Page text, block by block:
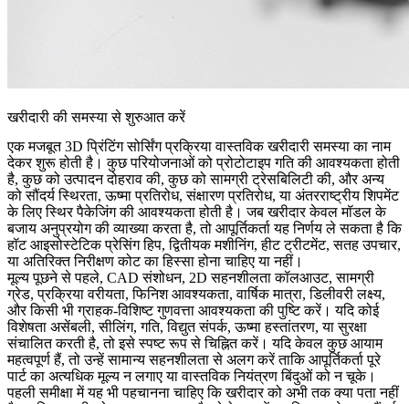
खरीदारी की समस्या से शुरुआत करें
एक मजबूत 3D प्रिंटिंग सोर्सिंग प्रक्रिया वास्तविक खरीदारी समस्या का नाम
देकर शुरू होती है। कुछ परियोजनाओं को प्रोटोटाइप गति की आवश्यकता होती
है, कुछ को उत्पादन दोहराव की, कुछ को सामग्री ट्रेसबिलिटी की, और अन्य
को सौंदर्य स्थिरता, ऊष्मा प्रतिरोध, संक्षारण प्रतिरोध, या अंतरराष्ट्रीय शिपमेंट
के लिए स्थिर पैकेजिंग की आवश्यकता होती है। जब खरीदार केवल मॉडल के
बजाय अनुप्रयोग की व्याख्या करता है, तो आपूर्तिकर्ता यह निर्णय ले सकता है कि
हॉट आइसोस्टेटिक प्रेसिंग हिप, द्वितीयक मशीनिंग, हीट ट्रीटमेंट, सतह उपचार,
या अतिरिक्त निरीक्षण कोट का हिस्सा होना चाहिए या नहीं।
मूल्य पूछने से पहले, CAD संशोधन, 2D सहनशीलता कॉलआउट, सामग्री
ग्रेड, प्रक्रिया वरीयता, फिनिश आवश्यकता, वार्षिक मात्रा, डिलीवरी लक्ष्य,
और किसी भी ग्राहक-विशिष्ट गुणवत्ता आवश्यकता की पुष्टि करें। यदि कोई
विशेषता असेंबली, सीलिंग, गति, विद्युत संपर्क, ऊष्मा हस्तांतरण, या सुरक्षा
संचालित करती है, तो इसे स्पष्ट रूप से चिह्नित करें। यदि केवल कुछ आयाम
महत्वपूर्ण हैं, तो उन्हें सामान्य सहनशीलता से अलग करें ताकि आपूर्तिकर्ता पूरे
पार्ट का अत्यधिक मूल्य न लगाए या वास्तविक नियंत्रण बिंदुओं को न चूके।
पहली समीक्षा में यह भी पहचानना चाहिए कि खरीदार को अभी तक क्या पता नहीं